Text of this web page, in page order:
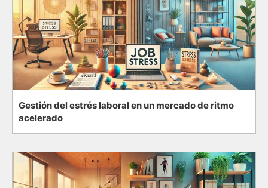
Gestión del estrés laboral en un mercado de ritmo
acelerado